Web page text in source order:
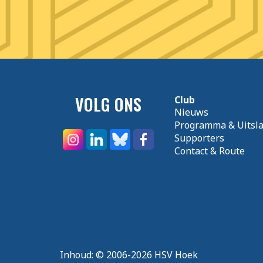
VOLG ONS
Club
Nieuws
Programma &
Supporters
Contact & Route
Inhoud: © 2006-2026 HSV Hoek